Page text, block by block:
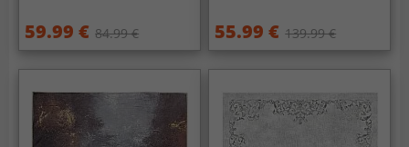
59.99 € 84.99 € 55.99 € 139.99 €